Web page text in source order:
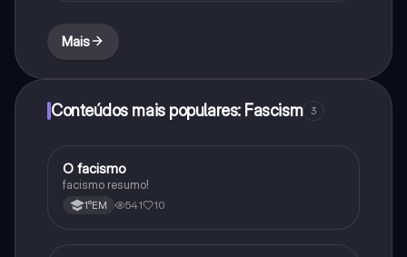
Mais
Conteúdos mais populares: Fascism 3
História
O facismo
facismo resumo!
1°EM 541 10